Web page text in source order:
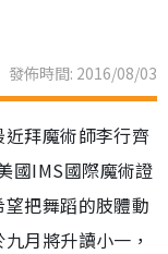
發佈時間: 2016/08/03
拜魔術師李行齊
國IMS國際魔術證
把舞蹈的肢體動
月將升讀小一，